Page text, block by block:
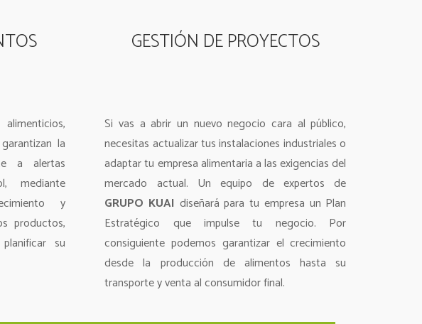
la
a alertas
mediante
y
productos,
su
GESTIÓN DE PROYECTOS
Si vas a abrir un nuevo negocio cara al público,
necesitas actualizar tus instalaciones industriales o
adaptar tu empresa alimentaria a las exigencias del
mercado actual. Un equipo de expertos de
GRUPO KUAI diseñará para tu empresa un Plan
Estratégico que impulse tu negocio. Por
consiguiente podemos garantizar el crecimiento
desde la producción de alimentos hasta su
transporte y venta al consumidor final.